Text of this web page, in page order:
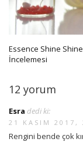
Essence Shine
İncelemesi
12 yorum
Esra dedi ki:
21 KASIM 2017,
Rengini bende çok